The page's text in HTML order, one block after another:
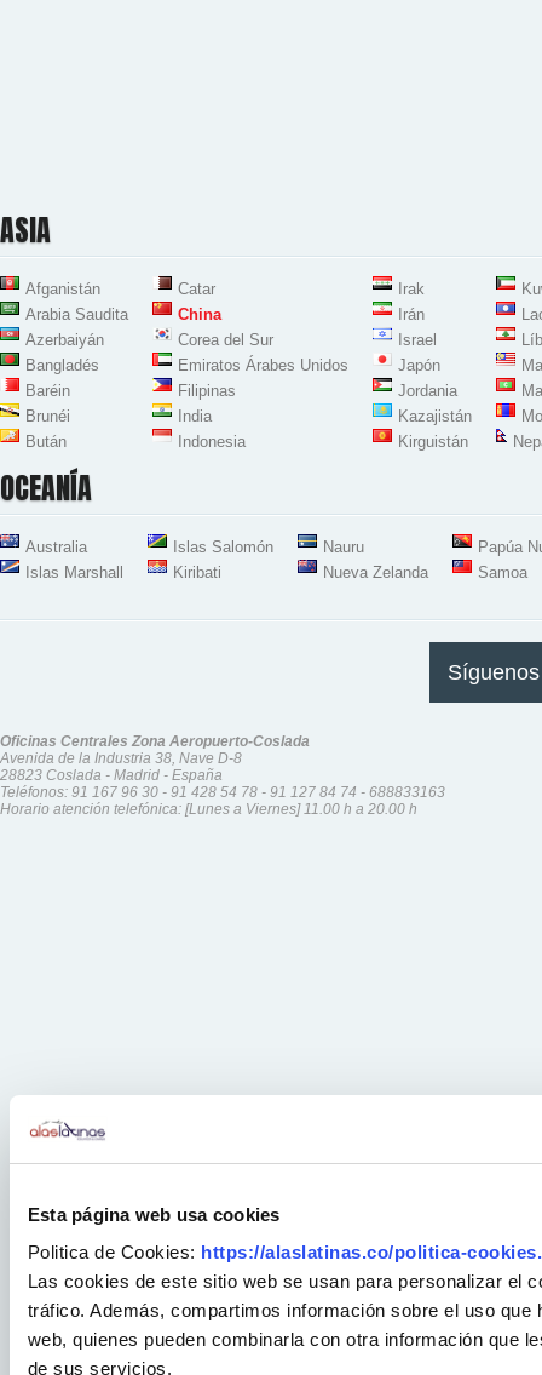
Esta página web usa cookies
Politica de Cookies: https://alaslatinas.co/politica-
Las cookies de este sitio web se usan para personalizar el
tráfico. Además, compartimos información sobre el uso
web, quienes pueden combinarla con otra información que
de sus servicios.
ASIA
Afganistán
Arabia Saudita
Azerbaiyán
Bangladés
Baréin
Brunéi
Bután
Catar
China
Corea del Sur
Emiratos Árabes Unidos
Filipinas
India
Indonesia
Irak
Irán
Israel
Japón
Jordania
Kazajistán
Kirguistán
OCEANÍA
Australia
Islas Marshall
Islas Salomón
Kiribati
Nauru
Nueva Zelanda
Papúa
Samoa
Oficinas Centrales Zona Aeropuerto-Coslada
Avenida de la Industria 38, Nave D-8
28823 Coslada - Madrid - España
Teléfonos: 91 167 96 30 - 91 428 54 78 - 91 127 84 74 - 688833163
Horario atención telefónica: [Lunes a Viernes] 11.00 h a 20.00 h